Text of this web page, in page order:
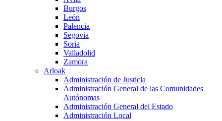
Burgos
León
Palencia
Segovia
Soria
Valladolid
Zamora
Arloak
Administración de Justicia
Administración General de las Comunidades
Autónomas
Administración General del Estado
Administración Local